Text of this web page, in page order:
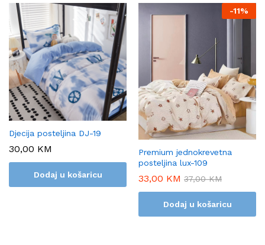
Djecija posteljina DJ-19
30,00 KM
Dodaj u košaricu
-11%
Premium jednokrevetna
posteljina lux-109
33,00 KM 37,00KM
Dodaj u košaricu